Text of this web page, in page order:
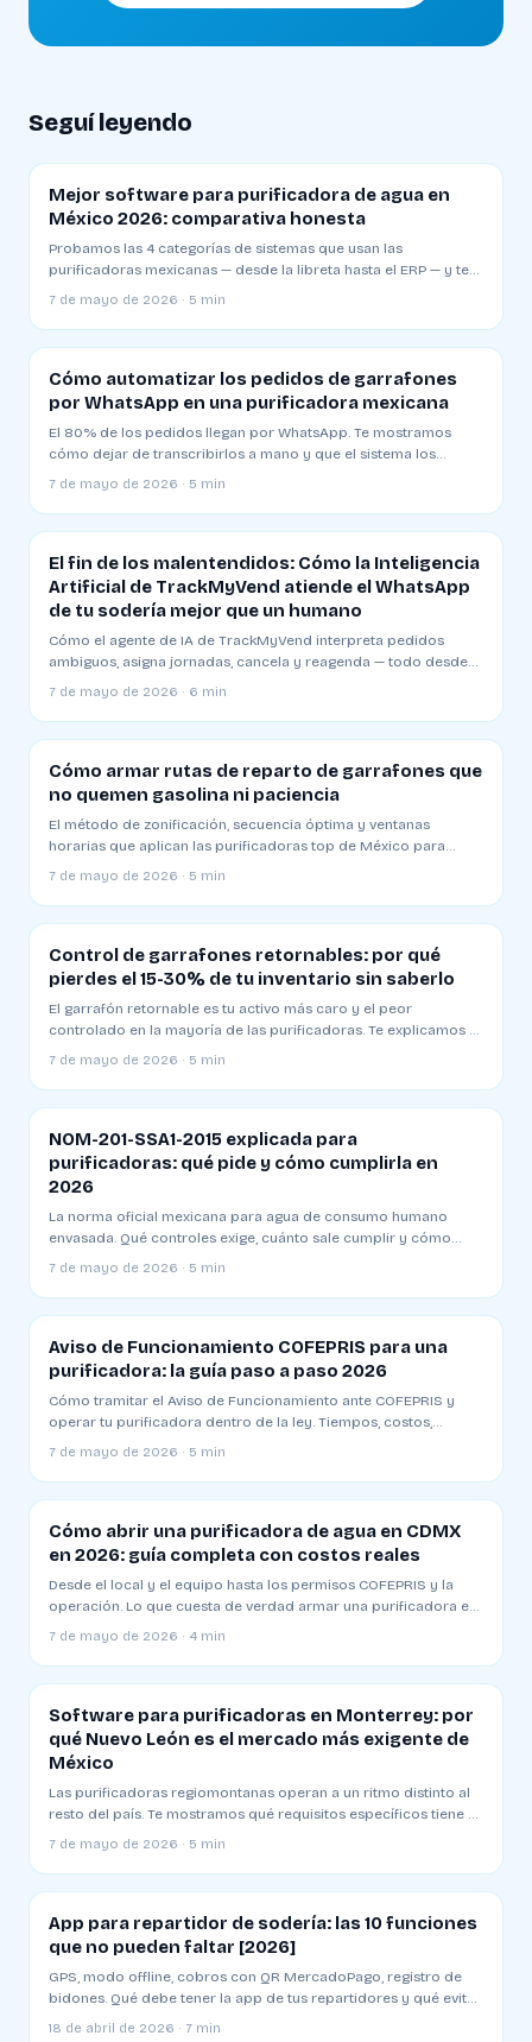
Seguí leyendo
Mejor software para purificadora de agua en
México 2026: comparativa honesta
Probamos las 4 categorías de sistemas que usan las
purificadoras mexicanas — desde la libreta hasta el ERP — y te
decimos cuál sirve para qué etapa de tu negocio.
7 de mayo de 2026 · 5 min
Cómo automatizar los pedidos de garrafones
por WhatsApp en una purificadora mexicana
El 80% de los pedidos llegan por WhatsApp. Te mostramos
cómo dejar de transcribirlos a mano y que el sistema los
cargue, asigne ruta y confirme al cliente — sin que toques una
7 de mayo de 2026 · 5 min
El fin de los malentendidos: Cómo la Inteligencia
Artificial de TrackMyVend atiende el WhatsApp
de tu sodería mejor que un humano
Cómo el agente de IA de TrackMyVend interpreta pedidos
ambiguos, asigna jornadas, cancela y reagenda — todo desde
WhatsApp y sin que el dueño de la planta toque una tecla.
7 de mayo de 2026 · 6 min
Cómo armar rutas de reparto de garrafones que
no quemen gasolina ni paciencia
El método de zonificación, secuencia óptima y ventanas
horarias que aplican las purificadoras top de México para
entregar 30% más en menos kilómetros.
7 de mayo de 2026 · 5 min
Control de garrafones retornables: por qué
pierdes el 15-30% de tu inventario sin saberlo
El garrafón retornable es tu activo más caro y el peor
controlado en la mayoría de las purificadoras. Te explicamos el
método de saldos por cliente que aplican las plantas
7 de mayo de 2026 · 5 min
NOM-201-SSA1-2015 explicada para
purificadoras: qué pide y cómo cumplirla en
2026
La norma oficial mexicana para agua de consumo humano
envasada. Qué controles exige, cuánto sale cumplir y cómo
evitar las multas que cierran plantas.
7 de mayo de 2026 · 5 min
Aviso de Funcionamiento COFEPRIS para una
purificadora: la guía paso a paso 2026
Cómo tramitar el Aviso de Funcionamiento ante COFEPRIS y
operar tu purificadora dentro de la ley. Tiempos, costos,
formatos y los errores comunes que retrasan el trámite.
7 de mayo de 2026 · 5 min
Cómo abrir una purificadora de agua en CDMX
en 2026: guía completa con costos reales
Desde el local y el equipo hasta los permisos COFEPRIS y la
operación. Lo que cuesta de verdad armar una purificadora en
Ciudad de México y cuánto tarda en ser rentable.
7 de mayo de 2026 · 4 min
Software para purificadoras en Monterrey: por
qué Nuevo León es el mercado más exigente de
México
Las purificadoras regiomontanas operan a un ritmo distinto al
resto del país. Te mostramos qué requisitos específicos tiene el
mercado y cómo elegir un sistema que aguante.
7 de mayo de 2026 · 5 min
App para repartidor de sodería: las 10 funciones
que no pueden faltar [2026]
GPS, modo offline, cobros con QR MercadoPago, registro de
bidones. Qué debe tener la app de tus repartidores y qué evitar
al elegir una
18 de abril de 2026 · 7 min